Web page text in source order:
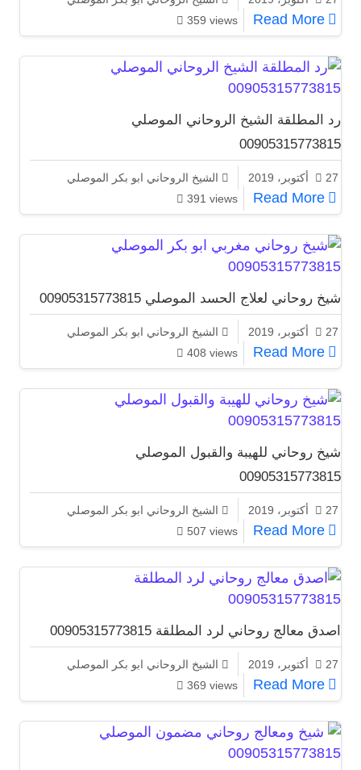
359 views
Read More
شيخ روحاني لحل المشاكل الزوجية 00905315773815
رد المطلقة الشيخ الروحاني الموصلي
00905315773815
27 أكتوبر، 2019
الشيخ الروحاني ابو بكر الموصلي
391 views
Read More
رد المطلقة الشيخ الروحاني الموصلي 00905315773815
شيخ روحاني لعلاج الحسد الموصلي 00905315773815
27 أكتوبر، 2019
الشيخ الروحاني ابو بكر الموصلي
408 views
Read More
شيخ روحاني لعلاج الحسد الموصلي 00905315773815
شيخ روحاني للهيبة والقبول الموصلي
00905315773815
27 أكتوبر، 2019
الشيخ الروحاني ابو بكر الموصلي
507 views
Read More
شيخ روحاني للهيبة والقبول الموصلي 00905315773815
اصدق معالج روحاني لرد المطلقة 00905315773815
27 أكتوبر، 2019
الشيخ الروحاني ابو بكر الموصلي
369 views
Read More
اصدق معالج روحاني لرد المطلقة 00905315773815